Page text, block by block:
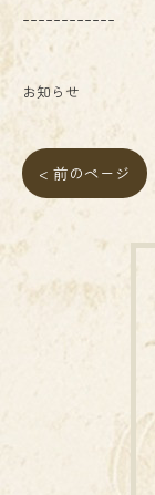
------------
お知らせ
< 前のページ